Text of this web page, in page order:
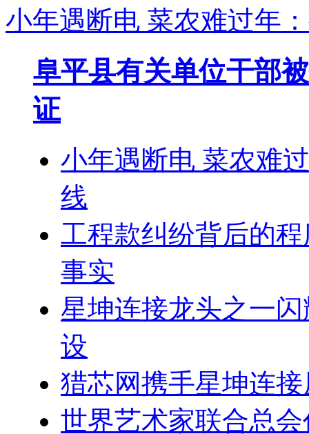
小年遇断电 菜农难过年
阜平县有关单位干部
证
小年遇断电 菜农难
线
工程款纠纷背后的
事实
星坤连接龙头之一
设
猎芯网携手星坤连
世界艺术家联合总